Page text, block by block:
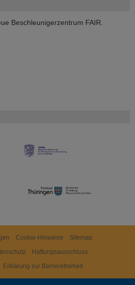
Beschleunigerzentrum FAIR.
Cookie-Hinweise
Sitemap
Haftungsausschluss
Erklärung zur Barrierefreiheit